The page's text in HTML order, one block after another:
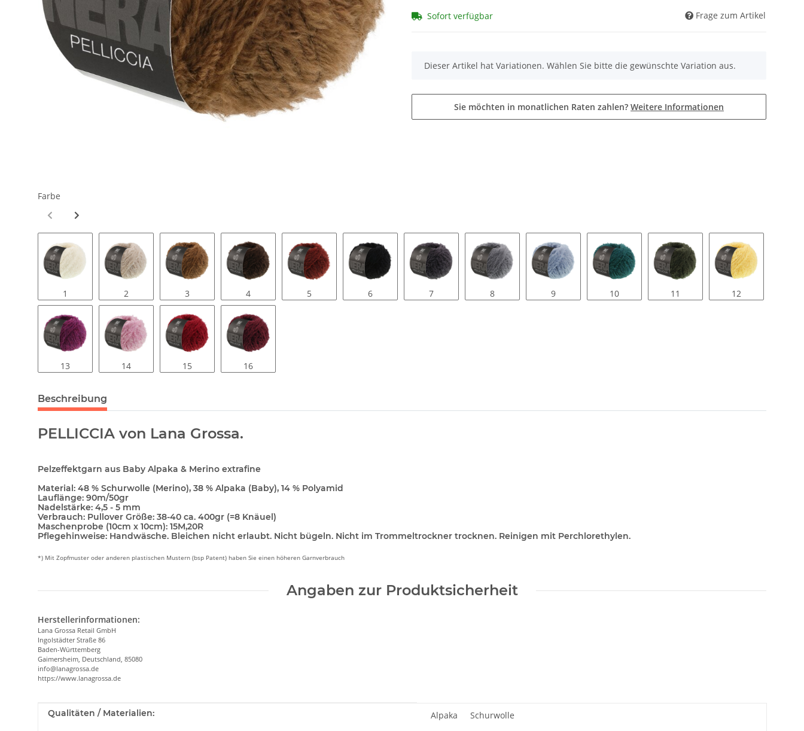
Sofort verfügbar Frage zum Artikel
x
Dieser Artikel hat Variationen. Wählen Sie bitte die gewünschte Variation aus.
Sie möchten in monatlichen Raten zahlen? Weitere Informationen
Farbe
1 2 3 4 5 6 7 8 9 10 11 12
13 14 15 16
Beschreibung
PELLICCIA von Lana Grossa.
Pelzeffektgarn aus Baby Alpaka & Merino extrafine
Material: 48 % Schurwolle (Merino), 38 % Alpaka (Baby), 14 % Polyamid
Lauflänge: 90m/50gr
Nadelstärke: 4,5 - 5 mm
Verbrauch: Pullover Größe: 38-40 ca. 400gr (=8 Knäuel)
Maschenprobe (10cm x 10cm): 15M,20R
Pflegehinweise: Handwäsche. Bleichen nicht erlaubt. Nicht bügeln. Nicht im Trommeltrockner trocknen. Reinigen mit Perchlorethylen.
*) Mit Zopfmuster oder anderen plastischen Mustern (bsp Patent) haben Sie einen höheren Garnverbrauch
Angaben zur Produktsicherheit
Herstellerinformationen:
Lana Grossa Retail GmbH
Ingolstädter Straße 86
Baden-Württemberg
Gaimersheim, Deutschland, 85080
info@lanagrossa.de
https://www.lanagrossa.de
Produkteigenschaft
Wert
Qualitäten / Materialien: Alpaka Schurwolle